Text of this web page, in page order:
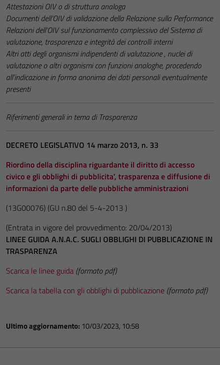
Attestazioni OIV o di struttura analoga
Documenti dell’OIV di validazione della Relazione sulla Performance
Relazioni dell’OIV sul funzionamento complessivo del Sistema di
valutazione, trasparenza e integrità dei controlli interni
Altri atti degli organismi indipendenti di valutazione , nuclei di
valutazione o altri organismi con funzioni analoghe, procedendo
all’indicazione in forma anonima dei dati personali eventualmente
presenti
Riferimenti generali in tema di Trasparenza
DECRETO LEGISLATIVO 14 marzo 2013, n. 33
Riordino della disciplina riguardante il diritto di accesso
civico e gli obblighi di pubblicita’, trasparenza e diffusione di
informazioni da parte delle pubbliche amministrazioni
(13G00076) (GU n.80 del 5-4-2013 )
(Entrata in vigore del provvedimento: 20/04/2013)
LINEE GUIDA A.N.A.C. SUGLI OBBLIGHI DI PUBBLICAZIONE IN
TRASPARENZA
Scarica le linee guida (formato pdf)
Scarica la tabella con gli obblighi di pubblicazione (formato pdf)
Ultimo aggiornamento: 10/03/2023, 10:58